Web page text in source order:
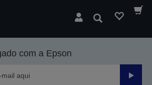
Pesquisar
com a Epson
Enviar